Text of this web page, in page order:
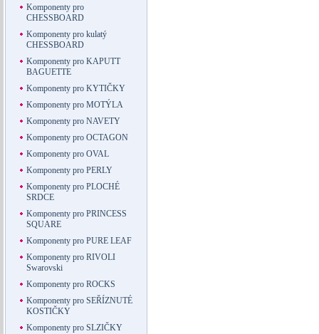
Komponenty pro
CHESSBOARD
Komponenty pro kulatý
CHESSBOARD
Komponenty pro KAPUTT
BAGUETTE
Komponenty pro KYTIČKY
Komponenty pro MOTÝLA
Komponenty pro NAVETY
Komponenty pro OCTAGON
Komponenty pro OVAL
Komponenty pro PERLY
Komponenty pro PLOCHÉ
SRDCE
Komponenty pro PRINCESS
SQUARE
Komponenty pro PURE LEAF
Komponenty pro RIVOLI
Swarovski
Komponenty pro ROCKS
Komponenty pro SEŘÍZNUTÉ
KOSTIČKY
Komponenty pro SLZIČKY